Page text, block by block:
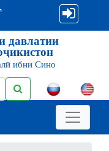
давлатии
ибни Сино